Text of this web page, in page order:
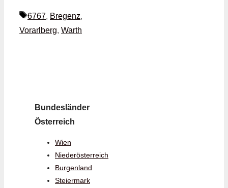
Schlagwörter
6767, Bregenz,
Vorarlberg, Warth
Bundesländer
Österreich
Wien
Niederösterreich
Burgenland
Steiermark